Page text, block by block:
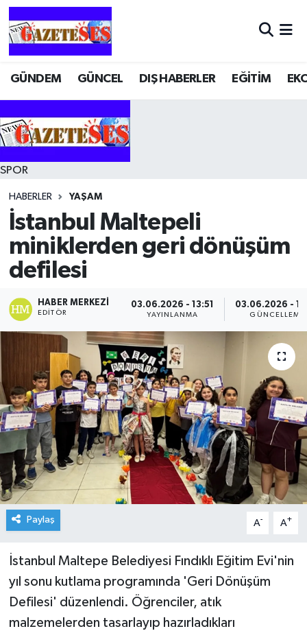
GÜNDEM GÜNCEL DIŞ HABERLER EĞİTİM
SPOR
HABERLER YAŞAM
İstanbul Maltepeli
miniklerden geri dönüşüm
defilesi
HABER MERKEZI
EDITÖR
03.06.2026 - 13:51
YAYINLANMA
03.06.2026 -
GÜNCELLEME
Paylaş A- A+
İstanbul Maltepe Belediyesi Fındıklı Eğitim Evi'nin
yıl sonu kutlama programında 'Geri Dönüşüm
Defilesi' düzenlendi. Öğrenciler, atık
malzemelerden tasarlayıp hazırladıkları